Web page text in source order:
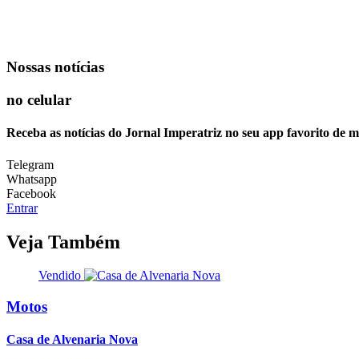
Nossas notícias
no celular
Receba as notícias do Jornal Imperatriz no seu app favorito de
Telegram
Whatsapp
Facebook
Entrar
Veja Também
Vendido
Motos
Casa de Alvenaria Nova